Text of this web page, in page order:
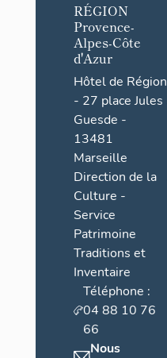
RÉGION
Provence-
Alpes-Côte
d'Azur
Hôtel de Région
- 27 place Jules
Guesde -
13481
Marseille
Direction de la
Culture -
Service
Patrimoine
Traditions et
Inventaire
Téléphone :
04 88 10 76
66
Nous